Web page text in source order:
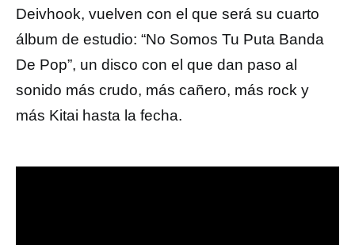
Deivhook, vuelven con el que será su cuarto
álbum de estudio: “No Somos Tu Puta Banda
De Pop”, un disco con el que dan paso al
sonido más crudo, más cañero, más rock y
más Kitai hasta la fecha.